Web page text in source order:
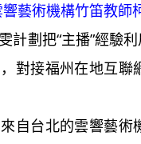
藝術機構竹笛教師
劃把“主播”經驗利
對接福州在地互
台北的雲響藝術